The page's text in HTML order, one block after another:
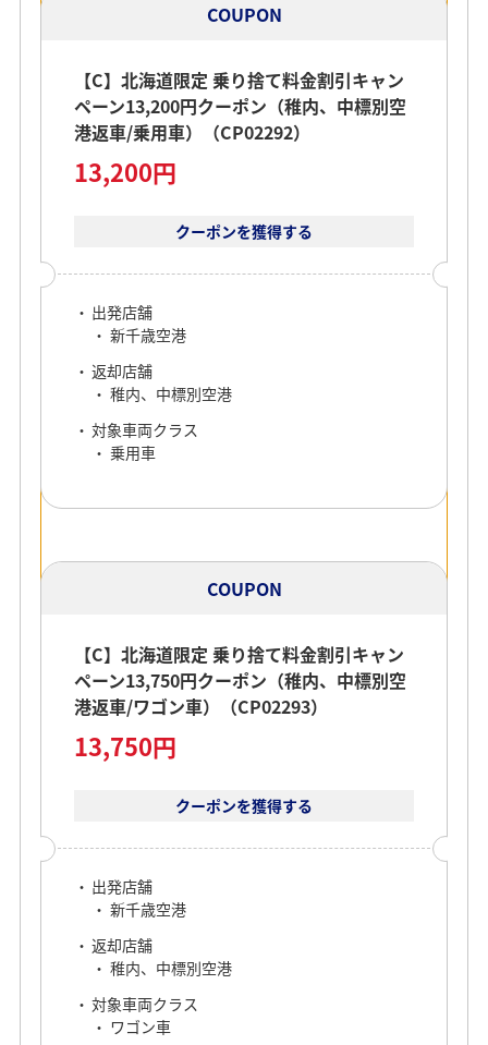
COUPON
【C】北海道限定 乗り捨て料金割引キャン
ペーン13,200円クーポン（稚内、中標別空
港返車/乗用車）（CP02292）
13,200円
クーポンを獲得する
出発店舗
新千歳空港
返却店舗
稚内、中標別空港
対象車両クラス
乗用車
COUPON
【C】北海道限定 乗り捨て料金割引キャン
ペーン13,750円クーポン（稚内、中標別空
港返車/ワゴン車）（CP02293）
13,750円
クーポンを獲得する
出発店舗
新千歳空港
返却店舗
稚内、中標別空港
対象車両クラス
ワゴン車